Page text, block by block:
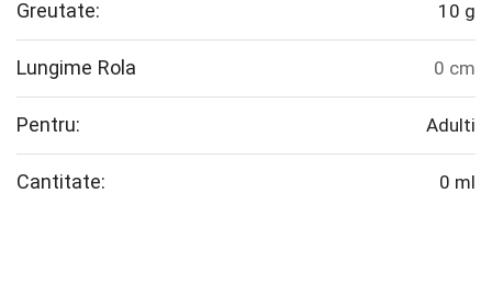
Greutate: 10 g
Lungime Rola 0 cm
Pentru: Adulti
Cantitate: 0 ml